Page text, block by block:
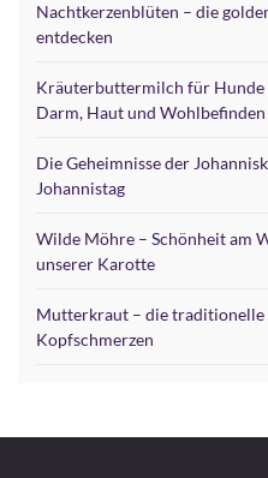
Nachtkerzenblüten – die
entdecken
Kräuterbuttermilch für
Darm, Haut und Wohlbefinden
Die Geheimnisse der
Johannistag
Wilde Möhre – Schönheit am
unserer Karotte
Mutterkraut – die traditionelle
Kopfschmerzen